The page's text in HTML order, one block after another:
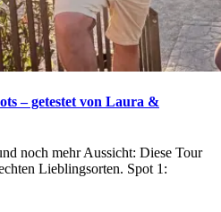
– getestet von Laura &
noch mehr Aussicht: Diese Tour
Lieblingsorten. Spot 1: